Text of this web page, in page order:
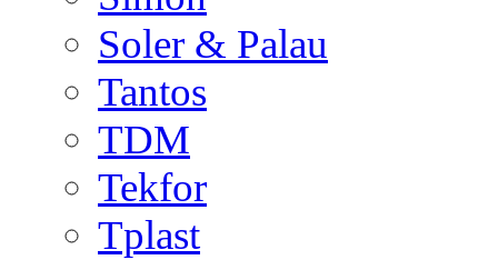
Soler & Palau
Tantos
TDM
Tekfor
Tplast